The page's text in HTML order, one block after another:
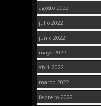
agosto 2022
julio 2022
junio 2022
mayo 2022
abril 2022
marzo 2022
febrero 2022